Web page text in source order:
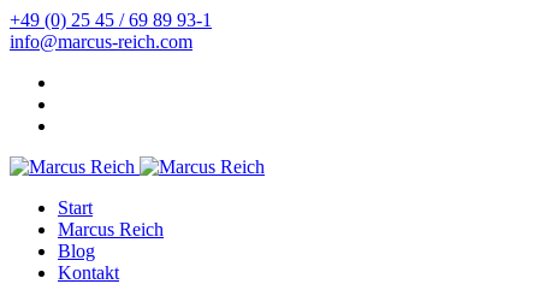
+49 (0) 25 45 / 69 89 93-1
info@marcus-reich.com
Start
Marcus Reich
Blog
Kontakt